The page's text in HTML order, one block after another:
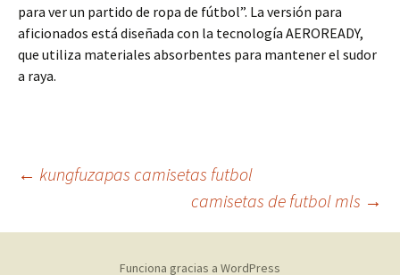
para ver un partido de ropa de fútbol”. La versión para
aficionados está diseñada con la tecnología AEROREADY,
que utiliza materiales absorbentes para mantener el sudor
a raya.
Navegación
de
← kungfuzapas camisetas futbol
camisetas de futbol mls →
Funciona gracias a WordPress